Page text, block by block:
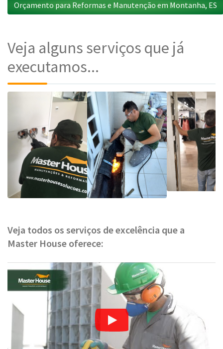
Orçamento para Reformas e Manutenção em Montanha, ES
Veja alguns serviços que já
executamos...
Veja todos os serviços de excelência que a
Master House oferece: